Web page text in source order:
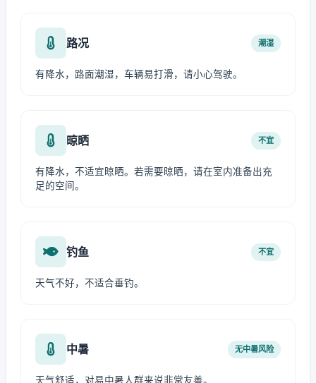
路况 潮湿
有降水，路面潮湿，车辆易打滑，请小心驾驶。
晾晒 不宜
有降水，不适宜晾晒。若需要晾晒，请在室内准备出充
足的空间。
钓鱼 不宜
天气不好，不适合垂钓。
中暑 无中暑风险
天气舒适，对易中暑人群来说非常友善。